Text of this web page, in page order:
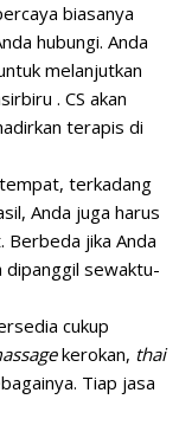
biasanya
hubungi. Anda
melanjutkan
. CS akan
terapis di
terkadang
Anda juga harus
Berbeda jika Anda
dipanggil sewaktu-
cukup
kerokan, thai
Tiap jasa